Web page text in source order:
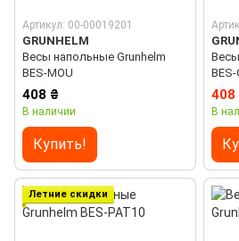
Артикул: 00-00019201
GRUNHELM
Весы напольные Grunhelm
BES-MOU
408 ₴
В наличии
Купить!
BES-
408
В
Летние скидки